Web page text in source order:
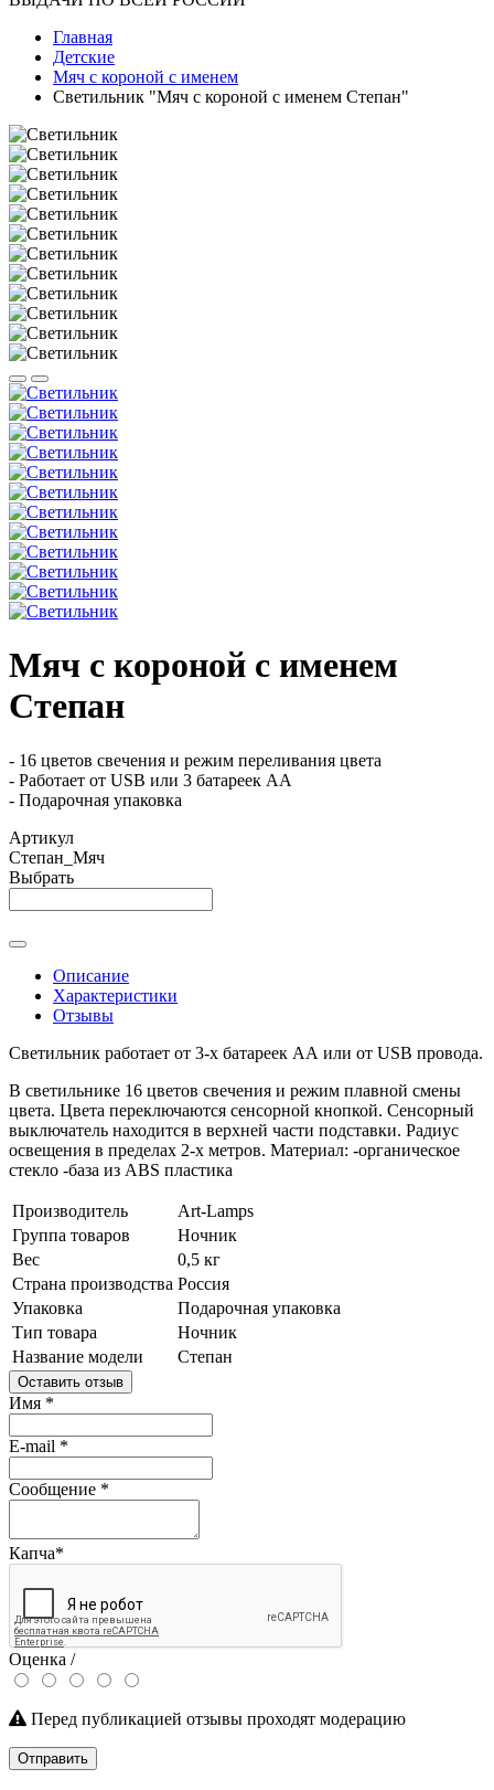
Главная
Детские
Мяч с короной с именем
Светильник "Мяч с короной с именем Степан"
Мяч с короной с именем
Степан
- 16 цветов свечения и режим переливания цвета
- Работает от USB или 3 батареек АА
- Подарочная упаковка
Артикул
Степан_Мяч
Выбрать
Описание
Характеристики
Отзывы
Светильник работает от 3-х батареек АА или от USB провода.
В светильнике 16 цветов свечения и режим плавной смены
цвета. Цвета переключаются сенсорной кнопкой. Сенсорный
выключатель находится в верхней части подставки. Радиус
освещения в пределах 2-х метров. Материал: -органическое
стекло -база из ABS пластика
Производитель
Art-Lamps
Группа товаров
Ночник
Вес
0,5 кг
Страна производства Россия
Упаковка
Подарочная упаковка
Тип товара
Ночник
Название модели
Степан
Оставить отзыв
Имя *
E-mail *
Сообщение *
Капча*
Оценка /
Перед публикацией отзывы проходят модерацию
Отправить